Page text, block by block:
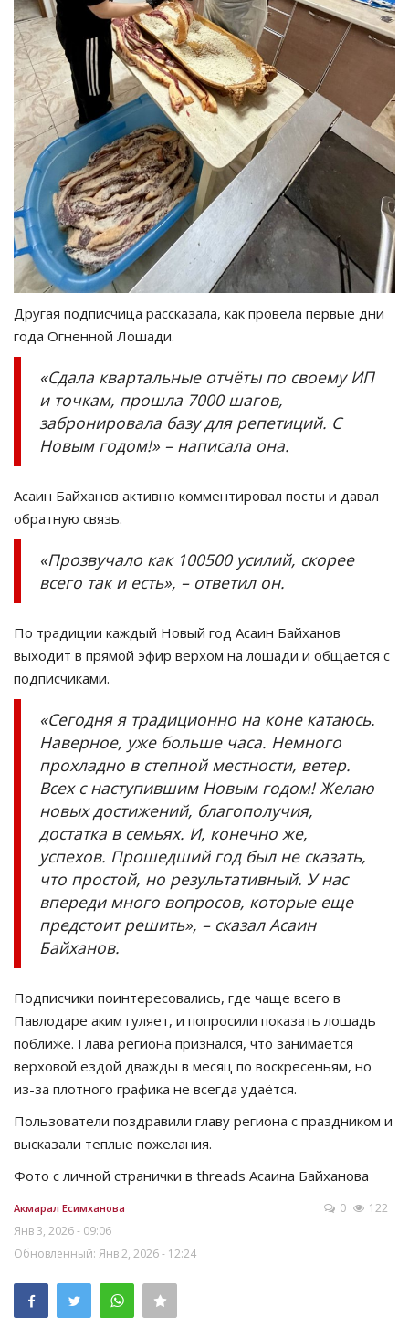
Другая подписчица рассказала, как провела первые дни
года Огненной Лошади.
«Сдала квартальные отчёты по своему ИП
и точкам, прошла 7000 шагов,
забронировала базу для репетиций. С
Новым годом!» – написала она.
Асаин Байханов активно комментировал посты и давал
обратную связь.
«Прозвучало как 100500 усилий, скорее
всего так и есть», – ответил он.
По традиции каждый Новый год Асаин Байханов
выходит в прямой эфир верхом на лошади и общается с
подписчиками.
«Сегодня я традиционно на коне катаюсь.
Наверное, уже больше часа. Немного
прохладно в степной местности, ветер.
Всех с наступившим Новым годом! Желаю
новых достижений, благополучия,
достатка в семьях. И, конечно же,
успехов. Прошедший год был не сказать,
что простой, но результативный. У нас
впереди много вопросов, которые еще
предстоитрешить», – сказалАсаин
Байханов.
Подписчики поинтересовались, где чаще всего в
Павлодаре аким гуляет, и попросили показать лошадь
поближе. Глава региона признался, что занимается
верховой ездой дважды в месяц по воскресеньям, но
из-за плотного графика не всегда удаётся.
Пользователи поздравили главу региона с праздником и
высказали теплые пожелания.
Фото с личной странички в threads Асаина Байханова
Акмарал Есимханова
Янв 3, 2026 - 09:06
Обновленный: Янв 2, 2026 - 12:24
0 122